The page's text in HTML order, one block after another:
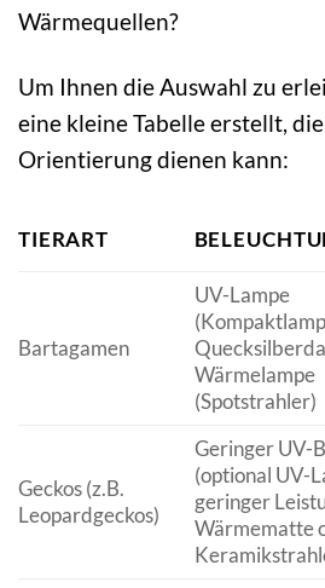
Wärmequellen?
Um Ihnen die Auswahl zu
eine kleine Tabelle erstellt,
Orientierung dienen kann:
TIERART
Bartagamen
UV-Lampe
Wärmelampe
(Spotstrahler)
Geckos (z.B.
Leopardgeckos)
Geringer UV-
(optional UV-
geringer
Wärmematte